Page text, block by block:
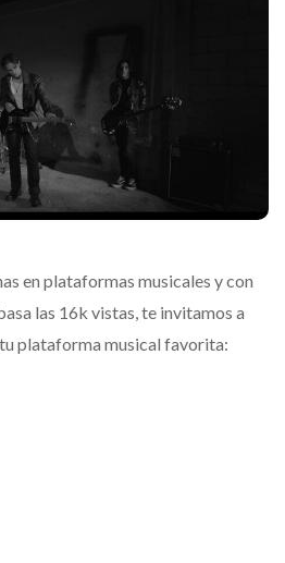
en plataformas musicales y con
las 16k vistas, te invitamos a
plataforma musical favorita: